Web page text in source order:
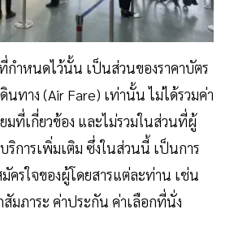
กำหนดไว้นั้น เป็นส่วนของราคาบัตร
นทาง (Air Fare) เท่านั้น ไม่ได้รวมค่า
มที่เกี่ยวข้อง และไม่รวมในส่วนที่ผู้
ริการเพิ่มเติม ซึ่งในส่วนนี้ เป็นการ
ครใจของผู้โดยสารแต่ละท่าน เช่น
มภาระ ค่าประกัน ค่าเลือกที่นั่ง